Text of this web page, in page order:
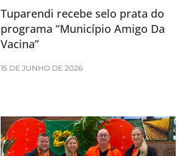
Tuparendi recebe selo prata do
programa “Município Amigo Da
Vacina”
15 DE JUNHO DE 2026